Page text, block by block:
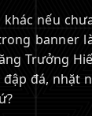
nếu
banner
Trưởng
đá, nhặt